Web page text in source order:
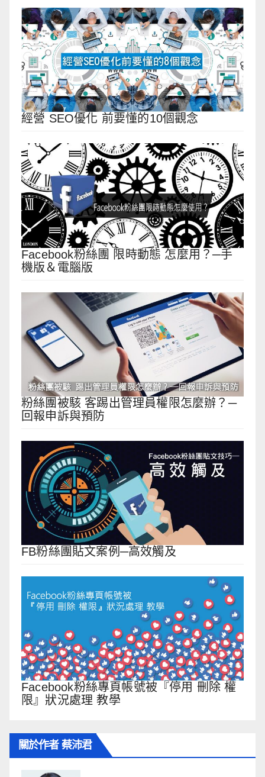
經營 SEO優化 前要懂的10個觀念
Facebook粉絲團 限時動態 怎麼用？─手
機版＆電腦版
粉絲團被駭 客踢出管理員權限怎麼辦？─
回報申訴與預防
FB粉絲團貼文案例─高效觸及
Facebook粉絲專頁帳號被『停用 刪除 權
限』狀況處理 教學
關於作者 蔡沛君